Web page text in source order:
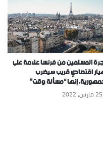
المسلمين من فرنسا علامة على
اقتصادي قريب سيضرب
إنها “مسألة وقت”
25 مارس، 2022